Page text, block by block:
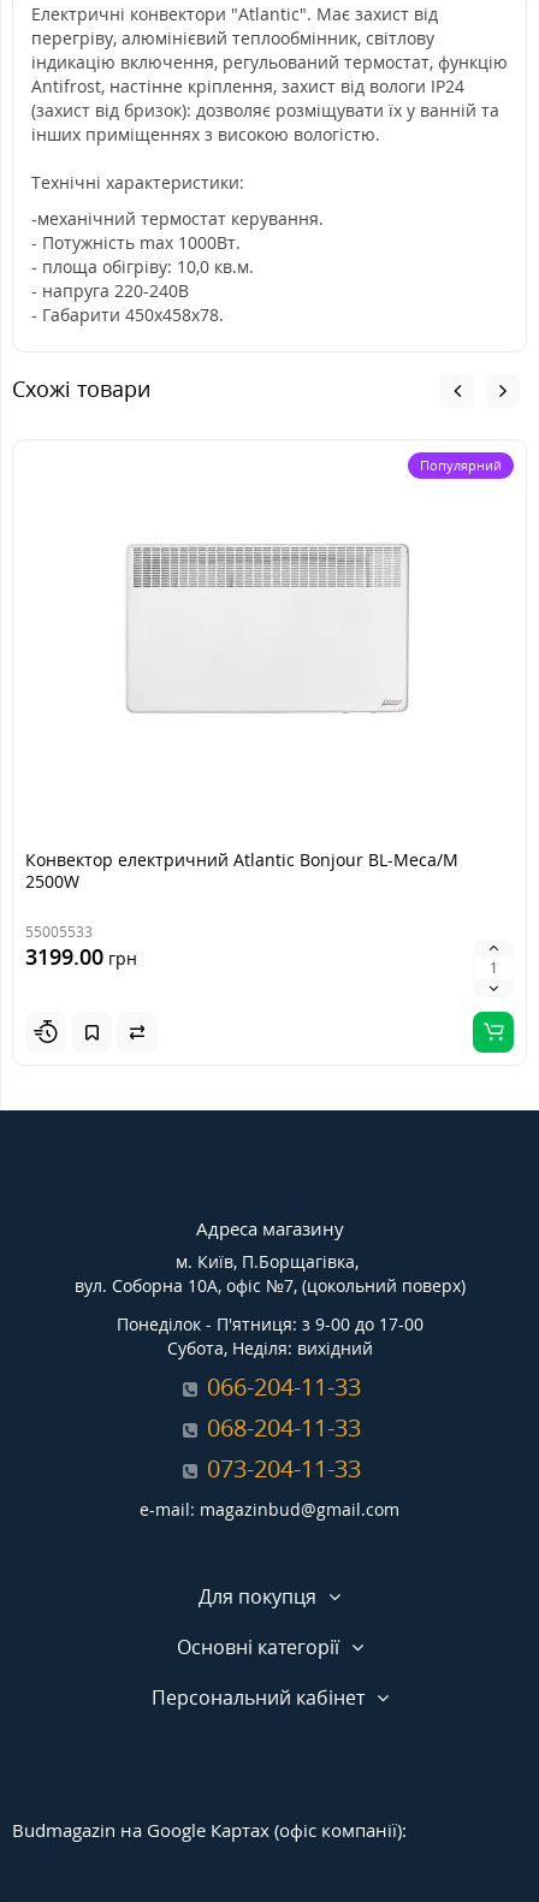
Електричні конвектори "Atlantic". Має захист від
перегріву, алюмінієвий теплообмінник, світлову
індикацію включення, регульований термостат, функцію
Antifrost, настінне кріплення, захист від вологи IP24
(захист від бризок): дозволяє розміщувати їх у ванній та
інших приміщеннях з високою вологістю.
Технічні характеристики:
-механічний термостат керування.
- Потужність max 1000Вт.
- площа обігріву: 10,0 кв.м.
- напруга 220-240В
- Габарити 450х458х78.
Схожі товари
Популярний
Конвектор електричний Atlantic Bonjour BL-Meca/M
2500W
55005533
3199.00 грн
Адреса магазину
м. Київ, П.Борщагівка,
вул. Соборна 10А, офіс №7, (цокольний поверх)
Понеділок - П'ятниця: з 9-00 до 17-00
Субота, Неділя: вихідний
066-204-11-33
068-204-11-33
073-204-11-33
e-mail: magazinbud@gmail.com
Для покупця
Основні категорії
Персональний кабінет
Budmagazin на Google Картах (офіс компанії):